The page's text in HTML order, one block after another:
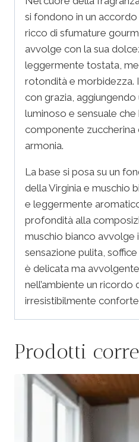
si fondono in un
ricco di sfumature
avvolge con la sua
leggermente tostata,
rotondità e morbidezza.
con grazia,
luminoso e sensuale che
componente zuccherina
armonia.
La base si posa su un
della Virginia e muschio
e leggermente
profondità alla
muschio bianco avvolge
sensazione pulita,
è delicata ma
nell’ambiente un ricordo
irresistibilmente
Prodotti